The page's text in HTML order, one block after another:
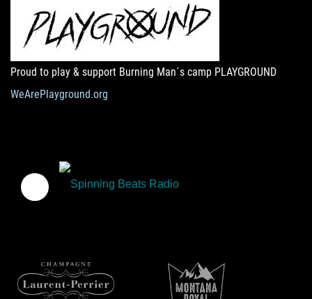
Proud to play & support Burning Man´s camp PLAYGROUND
WeArePlayground.org